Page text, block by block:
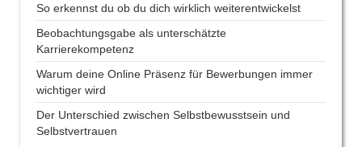
So erkennst du ob du dich wirklich weiterentwickelst
Beobachtungsgabe als unterschätzte
Karrierekompetenz
Warum deine Online Präsenz für Bewerbungen immer
wichtiger wird
Der Unterschied zwischen Selbstbewusstsein und
Selbstvertrauen